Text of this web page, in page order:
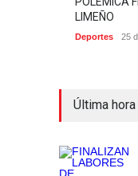
LIMEÑO
Deportes 25
Última hora